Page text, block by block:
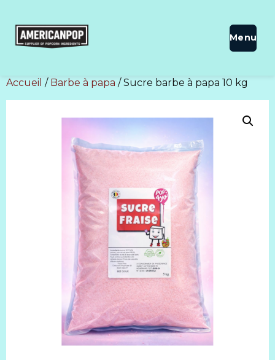
Accueil / Barbe à papa / Sucre barbe à papa 10 kg